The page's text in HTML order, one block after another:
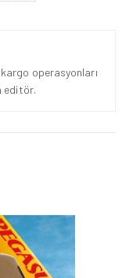
operasyonları
editör.
2025
GÖK